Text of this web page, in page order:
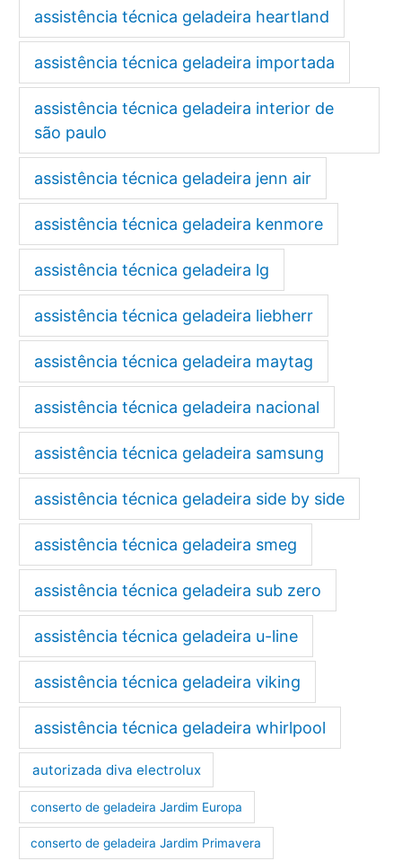
assistência técnica geladeira heartland
assistência técnica geladeira importada
assistência técnica geladeira interior de
são paulo
assistência técnica geladeira jenn air
assistência técnica geladeira kenmore
assistência técnica geladeira lg
assistência técnica geladeira liebherr
assistência técnica geladeira maytag
assistência técnica geladeira nacional
assistência técnica geladeira samsung
assistência técnica geladeira side by side
assistência técnica geladeira smeg
assistência técnica geladeira sub zero
assistência técnica geladeira u-line
assistência técnica geladeira viking
assistência técnica geladeira whirlpool
autorizada diva electrolux
conserto de geladeira Jardim Europa
conserto de geladeira Jardim Primavera